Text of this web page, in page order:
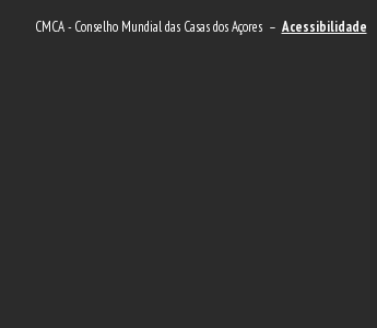
CMCA - Conselho Mundial das Casas dos Açores – Acessibilidade